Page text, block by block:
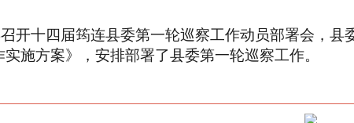
开十四届筠连县委第一轮巡察工作动员部署会，
施方案》，安排部署了县委第一轮巡察工作。